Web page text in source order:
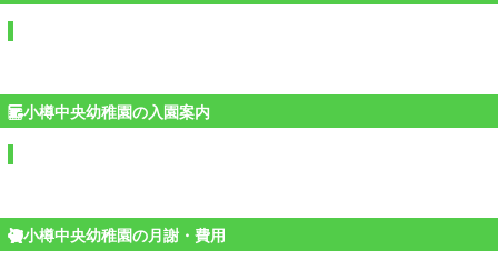
小樽中央幼稚園の入園案内
小樽中央幼稚園の月謝・費用